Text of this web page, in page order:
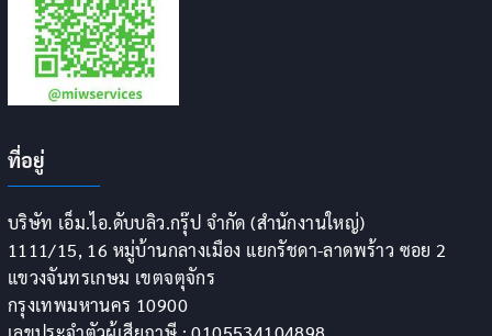
ที่อยู่
บริษัท เอ็ม.ไอ.ดับบลิว.กรุ๊ป จำกัด (สำนักงานใหญ่)
1111/15, 16 หมู่บ้านกลางเมือง แยกรัชดา-ลาดพร้าว ซอย 2
แขวงจันทรเกษม เขตจตุจักร
กรุงเทพมหานคร 10900